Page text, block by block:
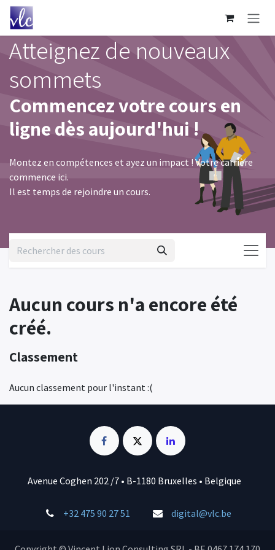
Se rendre au contenu
Atteignez de nouveaux
sommets
Commencez votre cours en
ligne dès aujourd'hui !
Montez en compétences et ayez un impact ! Votre carrière
commence ici.
Il est temps de rejoindre un cours.
Classement
Aucun classement pour l'instant :(
Aucun cours n'a encore été
créé.
Avenue Coghen 202 /7 • B-1180 Bruxelles • Belgique
+32 475 90 27 51 digital@vlc.be